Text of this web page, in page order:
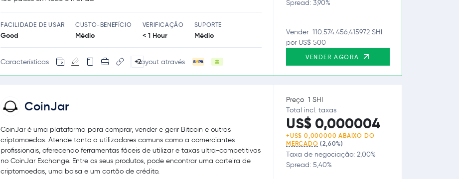
FACILIDADE DE USAR
Good
CUSTO-BENEFÍCIO
Médio
VERIFICAÇÃO
< 1 Hour
SUPORTE
Médio
Características +2Payout através
Spread: 3,90%
Vender 110.574.456,415972 SHI
por US$ 500
VENDER AGORA
CoinJar
CoinJar é uma plataforma para comprar, vender e gerir Bitcoin e outras
criptomoedas. Atende tanto a utilizadores comuns como a comerciantes
profissionais, oferecendo ferramentas fáceis de utilizar e taxas ultra-competitivas
no CoinJar Exchange. Entre os seus produtos, pode encontrar uma carteira de
criptomoedas, uma bolsa e um cartão de crédito.
Preço 1 SHI
Total incl. taxas
US$ 0,000004
+US$ 0,000000 ABAIXO DO
MERCADO (2,60%)
Taxa de negociação: 2,00%
Spread: 5,40%